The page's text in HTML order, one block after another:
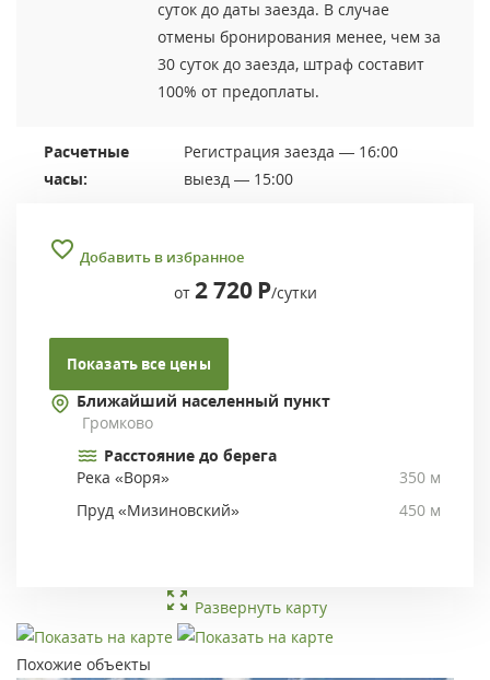
суток до даты заезда. В случае
отмены бронирования менее, чем за
30 суток до заезда, штраф составит
100% от предоплаты.
Расчетные
часы:
Регистрация заезда — 16:00
выезд — 15:00
Добавить в избранное
от 2 720 Р/сутки
Показать все цены
Ближайший населенный пункт
Громково
Расстояние до берега
Река «Воря»
350 м
Пруд «Мизиновский»
450 м
Развернуть карту
Похожие объекты